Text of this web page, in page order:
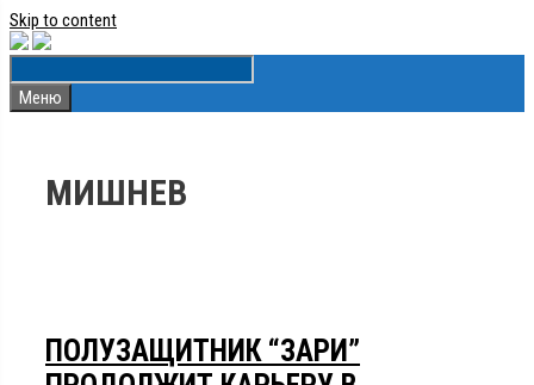
Skip to content
Меню
МИШНЕВ
ПОЛУЗАЩИТНИК “ЗАРИ”